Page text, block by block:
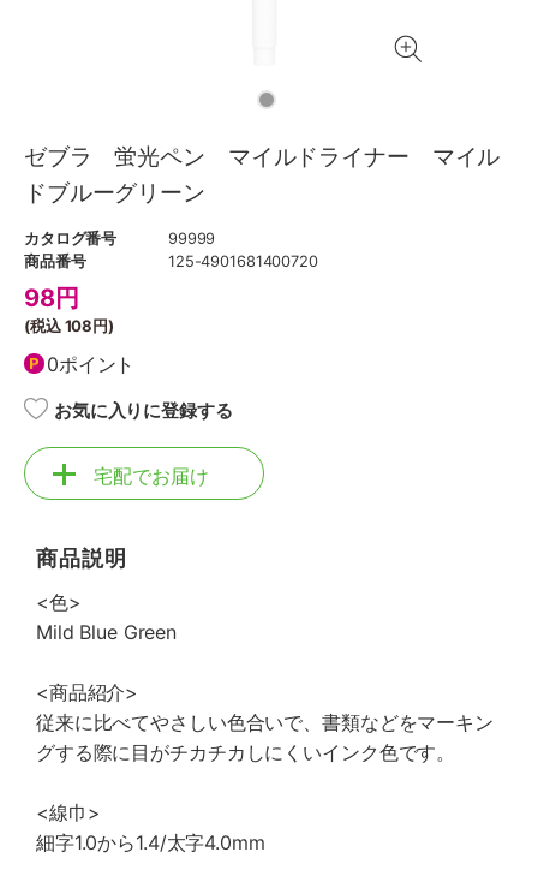
ゼブラ 蛍光ペン マイルドライナー マイル
ドブルーグリーン
カタログ番号
99999
商品番号
125-4901681400720
98円
(税込108円)
0ポイント
お気に入りに登録する
宅配でお届け
商品説明
<色>
Mild Blue Green
<商品紹介>
従来に比べてやさしい色合いで、書類などをマーキン
グする際に目がチカチカしにくいインク色です。
<線巾>
細字1.0から1.4/太字4.0mm